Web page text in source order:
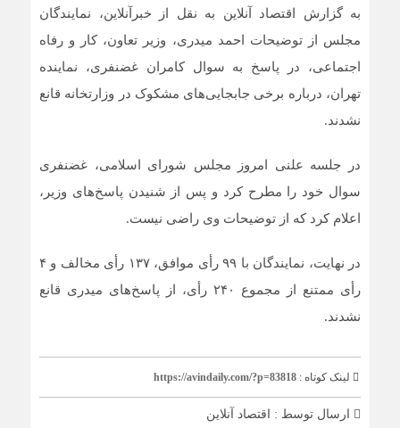
به گزارش اقتصاد آنلاین به نقل از خبرآنلاین، نمایندگان
مجلس از توضیحات احمد میدری، وزیر تعاون، کار و رفاه
اجتماعی، در پاسخ به سوال کامران غضنفری، نماینده
تهران، درباره برخی جابجایی‌های مشکوک در وزارتخانه قانع
نشدند.
در جلسه علنی امروز مجلس شورای اسلامی، غضنفری
سوال خود را مطرح کرد و پس از شنیدن پاسخ‌های وزیر،
اعلام کرد که از توضیحات وی راضی نیست.
در نهایت، نمایندگان با ۹۹ رأی موافق، ۱۳۷ رأی مخالف و ۴
رأی ممتنع از مجموع ۲۴۰ رأی، از پاسخ‌های میدری قانع
نشدند.
لینک کوتاه : https://avindaily.com/?p=83818
ارسال توسط :
اقتصاد آنلاین